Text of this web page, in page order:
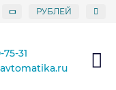
РУБЛЕЙ
31